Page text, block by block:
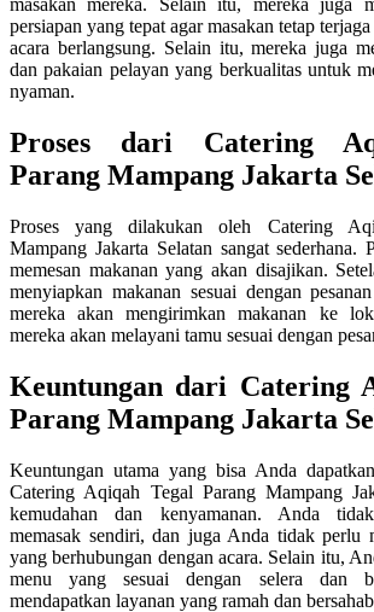
masakan mereka. Selain itu, mereka juga
persiapan yang tepat agar masakan tetap
acara berlangsung. Selain itu, mereka juga
dan pakaian pelayan yang berkualitas untuk
nyaman.
Proses dari Catering
Parang Mampang Jakarta
Proses yang dilakukan oleh Catering
Mampang Jakarta Selatan sangat sederhana.
memesan makanan yang akan disajikan.
menyiapkan makanan sesuai dengan
mereka akan mengirimkan makanan ke
mereka akan melayani tamu sesuai dengan
Keuntungan dari Catering
Parang Mampang Jakarta
Keuntungan utama yang bisa Anda
Catering Aqiqah Tegal Parang Mampang
kemudahan dan kenyamanan. Anda
memasak sendiri, dan juga Anda tidak perlu
yang berhubungan dengan acara. Selain itu,
menu yang sesuai dengan selera dan
mendapatkan layanan yang ramah dan